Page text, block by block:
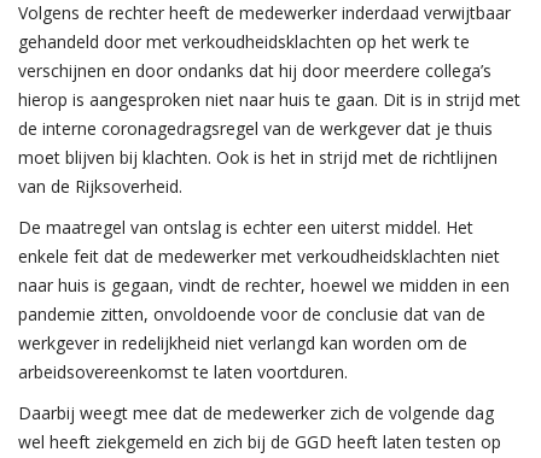
Volgens de rechter heeft de medewerker inderdaad verwijtbaar
gehandeld door met verkoudheidsklachten op het werk te
verschijnen en door ondanks dat hij door meerdere collega’s
hierop is aangesproken niet naar huis te gaan. Dit is in strijd met
de interne coronagedragsregel van de werkgever dat je thuis
moet blijven bij klachten. Ook is het in strijd met de richtlijnen
van de Rijksoverheid.
De maatregel van ontslag is echter een uiterst middel. Het
enkele feit dat de medewerker met verkoudheidsklachten niet
naar huis is gegaan, vindt de rechter, hoewel we midden in een
pandemie zitten, onvoldoende voor de conclusie dat van de
werkgever in redelijkheid niet verlangd kan worden om de
arbeidsovereenkomst te laten voortduren.
Daarbij weegt mee dat de medewerker zich de volgende dag
wel heeft ziekgemeld en zich bij de GGD heeft laten testen op